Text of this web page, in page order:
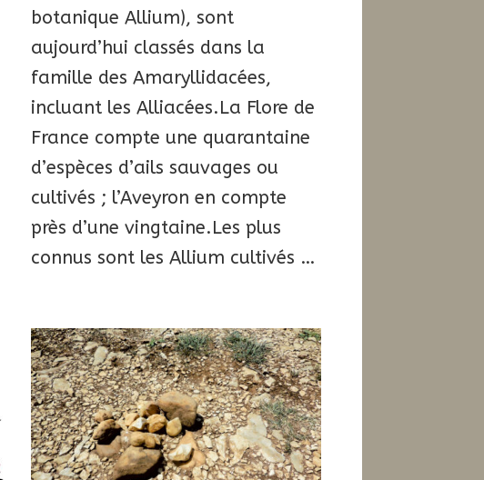
botanique Allium), sont
aujourd’hui classés dans la
famille des Amaryllidacées,
incluant les Alliacées.La Flore de
France compte une quarantaine
d’espèces d’ails sauvages ou
cultivés ; l’Aveyron en compte
près d’une vingtaine.Les plus
connus sont les Allium cultivés …